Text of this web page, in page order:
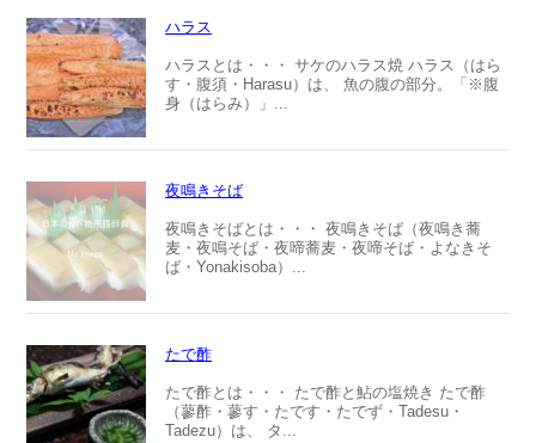
ハラス
ハラスとは・・・ サケのハラス焼 ハラス（はら
す・腹須・Harasu）は、 魚の腹の部分。「※腹
身（はらみ）」...
夜鳴きそば
夜鳴きそばとは・・・ 夜鳴きそば（夜鳴き蕎
麦・夜鳴そば・夜啼蕎麦・夜啼そば・よなきそ
ば・Yonakisoba）...
たで酢
たで酢とは・・・ たで酢と鮎の塩焼き たで酢
（蓼酢・蓼す・たです・たでず・Tadesu・
Tadezu）は、 タ...